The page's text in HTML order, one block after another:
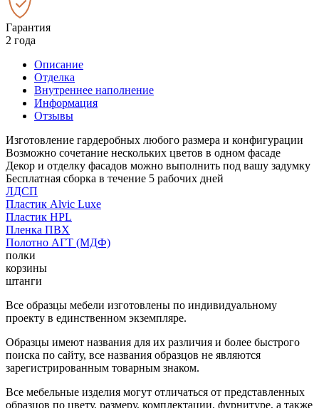
Гарантия
2 года
Описание
Отделка
Внутреннее наполнение
Информация
Отзывы
Изготовление гардеробных любого размера и конфигурации
Возможно сочетание нескольких цветов в одном фасаде
Декор и отделку фасадов можно выполнить под вашу задумку
Бесплатная сборка в течение 5 рабочих дней
ЛДСП
Пластик Alvic Luxe
Пластик HPL
Пленка ПВХ
Полотно АГТ (МДФ)
полки
корзины
штанги
Все образцы мебели изготовлены по индивидуальному
проекту в единственном экземпляре.
Образцы имеют названия для их различия и более быстрого
поиска по сайту, все названия образцов не являются
зарегистрированным товарным знаком.
Все мебельные изделия могут отличаться от представленных
образцов по цвету, размеру, комплектации, фурнитуре, а также